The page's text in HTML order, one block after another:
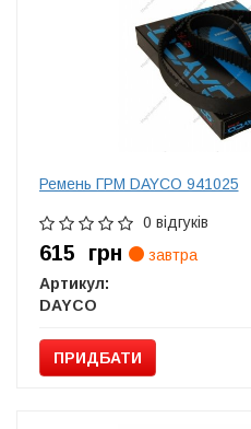
Ремень ГРМ DAYCO 941025
0 відгуків
615 грн
завтра
Артикул:
DAYCO
ПРИДБАТИ